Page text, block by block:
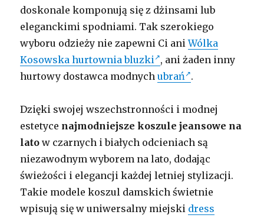
doskonale komponują się z dżinsami lub
eleganckimi spodniami. Tak szerokiego
wyboru odzieży nie zapewni Ci aniWólka
Kosowska hurtownia bluzki
, ani żaden inny
hurtowy dostawca modnychubrań .
Dzięki swojej wszechstronności i modnej
estetyce najmodniejsze koszule jeansowe na
lato w czarnych i białych odcieniach są
niezawodnym wyborem na lato, dodając
świeżości i elegancji każdej letniej stylizacji.
Takie modele koszul damskich świetnie
wpisują się w uniwersalny miejski dress